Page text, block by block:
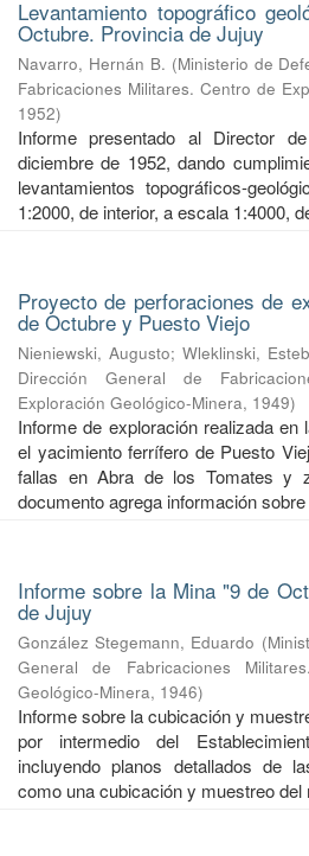
Levantamiento topográfico
Octubre. Provincia de Jujuy
Navarro, Hernán B. (Ministerio de
Fabricaciones Militares. Centro de
1952)
Informe presentado al Director
diciembre de 1952, dando
levantamientos topográficos-
1:2000, de interior, a escala 1:4000,
Proyecto de perforaciones de
de Octubre y Puesto Viejo
Nieniewski, Augusto; Wleklinski,
Dirección General de
Exploración Geológico-Minera, 1949)
Informe de exploración realizada
el yacimiento ferrífero de Puesto
fallas en Abra de los Tomates y
documento agrega información sobre
Informe sobre la Mina "9 de
de Jujuy
González Stegemann, Eduardo (
General de Fabricaciones
Geológico-Minera, 1946)
Informe sobre la cubicación y
por intermedio del
incluyendo planos detallados de
como una cubicación y muestreo del